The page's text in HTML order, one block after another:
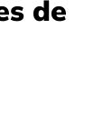
de